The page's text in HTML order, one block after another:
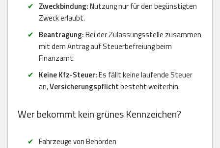
Zweckbindung:Nutzung nur für den begünstigten
Zweck erlaubt.
Beantragung:Bei der Zulassungsstelle zusammen
mit dem Antrag auf Steuerbefreiung beim
Finanzamt.
Keine Kfz-Steuer:Es fällt keine laufende Steuer
an,Versicherungspflichtbesteht weiterhin.
Wer bekommt kein grünes Kennzeichen?
Fahrzeuge von Behörden